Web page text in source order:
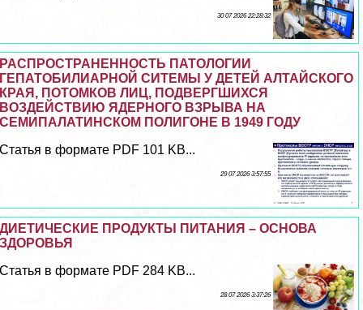
30 07 2026 22:28:32
РАСПРОСТРАНЕННОСТЬ ПАТОЛОГИИ
ГЕПАТОБИЛИАРНОЙ СИТЕМЫ У ДЕТЕЙ АЛТАЙСКОГО
КРАЯ, ПОТОМКОВ ЛИЦ, ПОДВЕРГШИХСЯ
ВОЗДЕЙСТВИЮ ЯДЕРНОГО ВЗРЫВА НА
СЕМИПАЛАТИНСКОМ ПОЛИГОНЕ В 1949 ГОДУ
Статья в формате PDF 101 KB...
29 07 2026 3:57:55
ДИЕТИЧЕСКИЕ ПРОДУКТЫ ПИТАНИЯ – ОСНОВА
ЗДОРОВЬЯ
Статья в формате PDF 284 KB...
28 07 2026 3:37:26